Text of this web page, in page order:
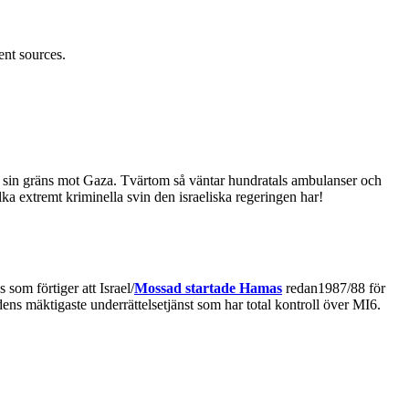
sources.
gräns mot Gaza. Tvärtom så väntar hundratals ambulanser och
extremt kriminella svin den israeliska regeringen har!
som förtiger att Israel/Mossad startade Hamas redan1987/88 för
mäktigaste underrättelsetjänst som har total kontroll över MI6.